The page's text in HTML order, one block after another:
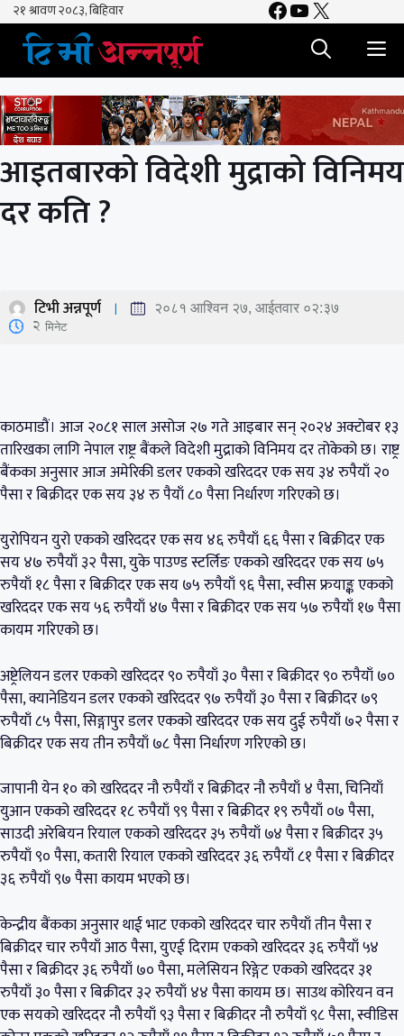
Skip
content
Facebook
YouTube
X
आइतबारको विदेशी मुद्राको विनिमय
दर कति ?
टिभी अन्नपूर्ण २०८१ आश्विन २७, आईतवार ०२:३७
2 मिनेट
काठमाडौं। आज २०८१ साल असोज २७ गते आइबार सन् २०२४ अक्टोबर १३
तारिखका लागि नेपाल राष्ट्र बैंकले विदेशी मुद्राको विनिमय दर तोकेको छ। राष्ट्र
बैंकका अनुसार आज अमेरिकी डलर एकको खरिददर एक सय ३४ रुपैयाँ २०
पैसा र बिक्रीदर एक सय ३४ रु पैयाँ ८० पैसा निर्धारण गरिएको छ।
युरोपियन युरो एकको खरिददर एक सय ४६ रुपैयाँ ६६ पैसा र बिक्रीदर एक
सय ४७ रुपैयाँ ३२ पैसा, युके पाउण्ड स्टर्लिङ एकको खरिददर एक सय ७५
रुपैयाँ १८ पैसा र बिक्रीदर एक सय ७५ रुपैयाँ ९६ पैसा, स्वीस फ्रयाङ्क एकको
खरिददर एक सय ५६ रुपैयाँ ४७ पैसा र बिक्रीदर एक सय ५७ रुपैयाँ १७ पैसा
कायम गरिएको छ।
अष्ट्रेलियन डलर एकको खरिददर ९० रुपैयाँ ३० पैसा र बिक्रीदर ९० रुपैयाँ ७०
पैसा, क्यानेडियन डलर एकको खरिददर ९७ रुपैयाँ ३० पैसा र बिक्रीदर ७९
रुपैयाँ ८५ पैसा, सिङ्गापुर डलर एकको खरिददर एक सय दुई रुपैयाँ ७२ पैसा र
बिक्रीदर एक सय तीन रुपैयाँ ७८ पैसा निर्धारण गरिएको छ।
जापानी येन १० को खरिददर नौ रुपैयाँ र बिक्रीदर नौ रुपैयाँ ४ पैसा, चिनियाँ
युआन एकको खरिददर १८ रुपैयाँ ९९ पैसा र बिक्रीदर १९ रुपैयाँ ०७ पैसा,
साउदी अरेबियन रियाल एकको खरिददर ३५ रुपैयाँ ७४ पैसा र बिक्रीदर ३५
रुपैयाँ ९० पैसा, कतारी रियाल एकको खरिददर ३६ रुपैयाँ ८१ पैसा र बिक्रीदर
३६ रुपैयाँ ९७ पैसा कायम भएको छ।
केन्द्रीय बैंकका अनुसार थाई भाट एकको खरिददर चार रुपैयाँ तीन पैसा र
बिक्रीदर चार रुपैयाँ आठ पैसा, युएई दिराम एकको खरिददर ३६ रुपैयाँ ५४
पैसा र बिक्रीदर ३६ रुपैयाँ ७० पैसा, मलेसियन रिङ्गेट एकको खरिददर ३१
रुपैयाँ ३० पैसा र बिक्रीदर ३२ रुपैयाँ ४४ पैसा कायम छ। साउथ कोरियन वन
एक सयको खरिददर नौ रुपैयाँ ९३ पैसा र बिक्रीदर नौ रुपैयाँ ९८ पैसा, स्वीडिस